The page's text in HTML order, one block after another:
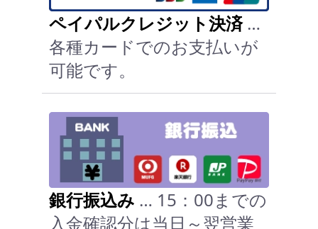
ペイパルクレジット決済…
各種カードでのお支払いが
可能です。
銀行振込み … 15：00までの
入金確認分は当日～翌営業